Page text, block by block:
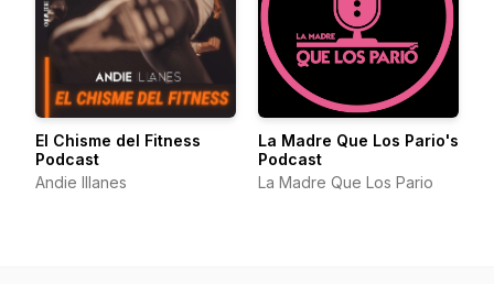
El Chisme del Fitness
Podcast
Andie Illanes
La Madre Que Los Pario's
Podcast
La Madre Que Los Pario